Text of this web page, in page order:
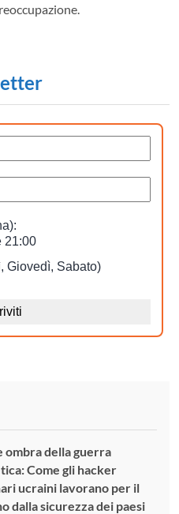
ombra della guerra
Come gli hacker
ucraini lavorano per il
dalla sicurezza dei paesi